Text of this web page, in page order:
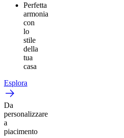
Perfetta
armonia
con
lo
stile
della
tua
casa
Esplora
Da
personalizzare
a
piacimento